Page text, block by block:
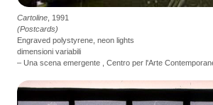
Cartoline , 1991
(Postcards)
Engraved polystyrene, neon lights
dimensioni variabili
– Una scena emergente , Centro per l'Arte